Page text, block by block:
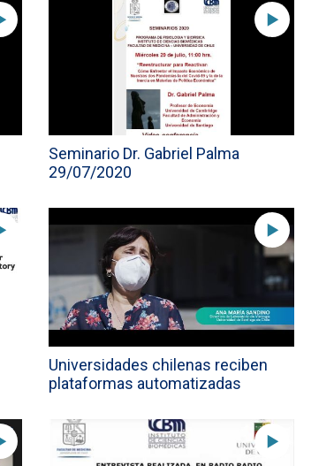
Seminario Dr. Gabriel Palma
29/07/2020
Universidades chilenas reciben
plataformas automatizadas